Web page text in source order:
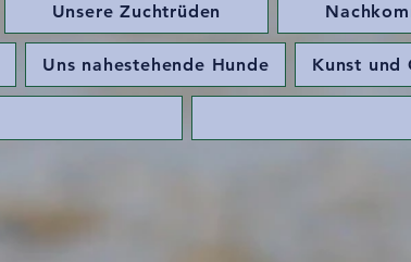
Unsere Zuchtrüden
Uns nahestehende Hunde Kunst und